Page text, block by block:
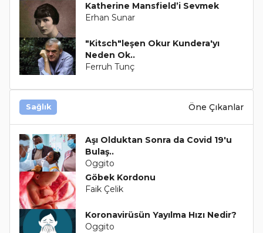
Katherine Mansfield’i Sevmek
Erhan Sunar
"Kitsch"leşen Okur Kundera'yı
Neden Ok..
Ferruh Tunç
Sağlık Öne Çıkanlar
Aşı Olduktan Sonra da Covid 19'u
Bulaş..
Oggito
Göbek Kordonu
Faik Çelik
Koronavirüsün Yayılma Hızı Nedir?
Oggito